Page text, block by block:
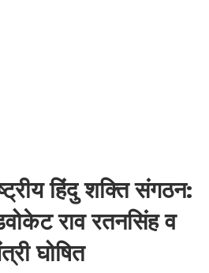
हिंदु शक्ति संगठन:
राव रतनसिंह व
घोषित